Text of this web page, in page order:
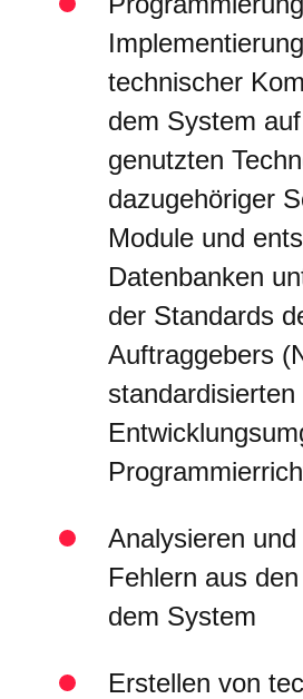
technischer
dem System
genutzten
dazugehöriger
Module und
Datenbanken
der Standards
Auftraggebers
standardisierten
Analysieren
Fehlern aus
dem System
Erstellen von